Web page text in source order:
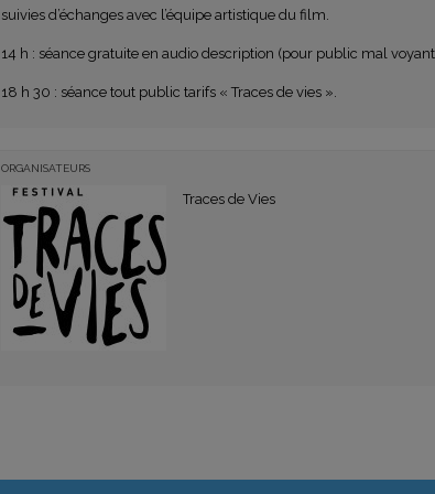
suivies d’échanges avec l’équipe artistique du film.
14 h : séance gratuite en audio description (pour public mal
18 h 30 : séance tout public tarifs « Traces de vies ».
ORGANISATEURS
Traces de Vies